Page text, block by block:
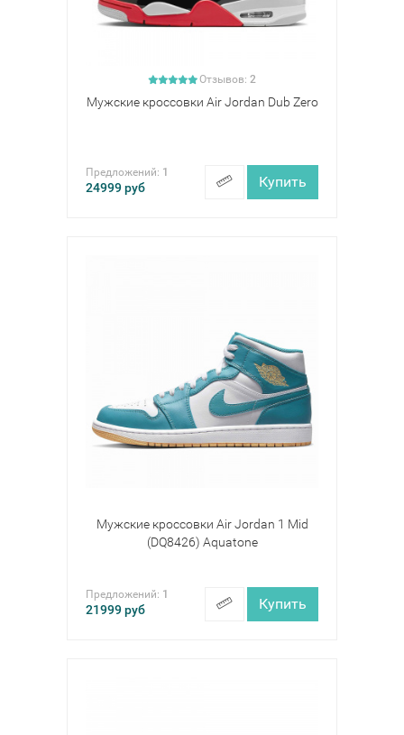
Отзывов: 2
Мужские кроссовки Air Jordan Dub Zero
Предложений: 1
24999руб Купить
Мужские кроссовки Air Jordan 1 Mid
(DQ8426) Aquatone
Предложений: 1
21999руб Купить